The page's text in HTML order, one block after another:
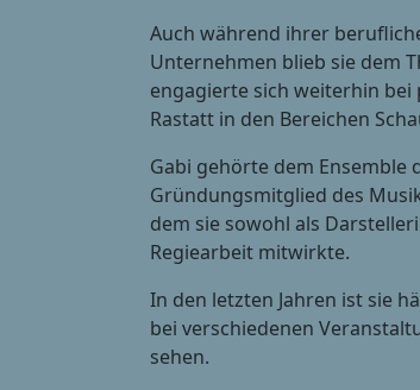
Auch während ihrer
Unternehmen blieb sie dem
engagierte sich weiterhin bei
Rastatt in den Bereichen
Gabi gehörte dem Ensemble
Gründungsmitglied des
dem sie sowohl als
Regiearbeit mitwirkte.
In den letzten Jahren ist sie
bei verschiedenen
sehen.